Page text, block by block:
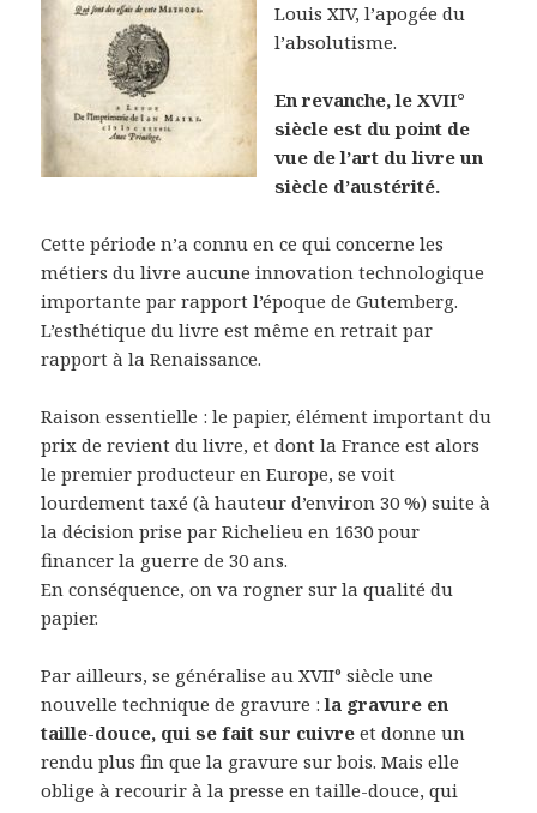
Louis XIV, l’apogée du
l’absolutisme.
En revanche, le XVII°
siècle est du point de
vue de l’art du livre un
siècle d’austérité.
Cette période n’a connu en ce qui concerne les
métiers du livre aucune innovation technologique
importante par rapport l’époque de Gutemberg.
L’esthétique du livre est même en retrait par
rapport à la Renaissance.
Raison essentielle : le papier, élément important du
prix de revient du livre, et dont la France est alors
le premier producteur en Europe, se voit
lourdement taxé (à hauteur d’environ 30 %) suite à
la décision prise par Richelieu en 1630 pour
financer la guerre de 30 ans.
En conséquence, on va rogner sur la qualité du
papier.
Par ailleurs, se généralise au XVII° siècle une
nouvelle technique de gravure :la gravure en
taille-douce, qui se fait sur cuivre et donne un
rendu plus fin que la gravure sur bois. Mais elle
oblige à recourir à la presse en taille-douce, qui